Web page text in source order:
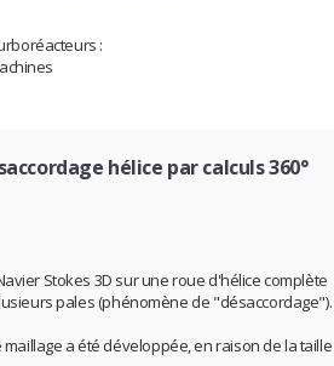
:
hélice par calculs 360°
Stokes 3D sur une roue d'hélice complète
pales (phénomène de "désaccordage").
a été développée, en raison de la taille